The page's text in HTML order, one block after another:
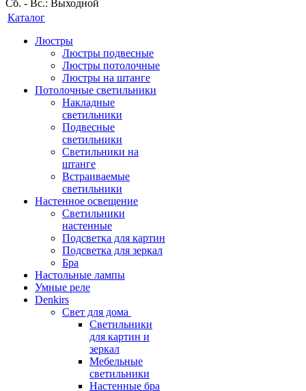
Сб. - Вс.: Выходной
Каталог
Люстры
Люстры подвесные
Люстры потолочные
Люстры на штанге
Потолочные светильники
Накладные
светильники
Подвесные
светильники
Светильники на
штанге
Встраиваемые
светильники
Настенное освещение
Светильники
настенные
Подсветка для картин
Подсветка для зеркал
Бра
Настольные лампы
Умные реле
Denkirs
Свет для дома
Светильники
для картин и
зеркал
Мебельные
светильники
Настенные бра